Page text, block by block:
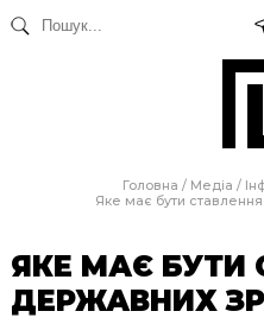
Головна / Медіа /
Яке має бути
ЯКЕ МАЄ БУТИ
ДЕРЖАВНИХ